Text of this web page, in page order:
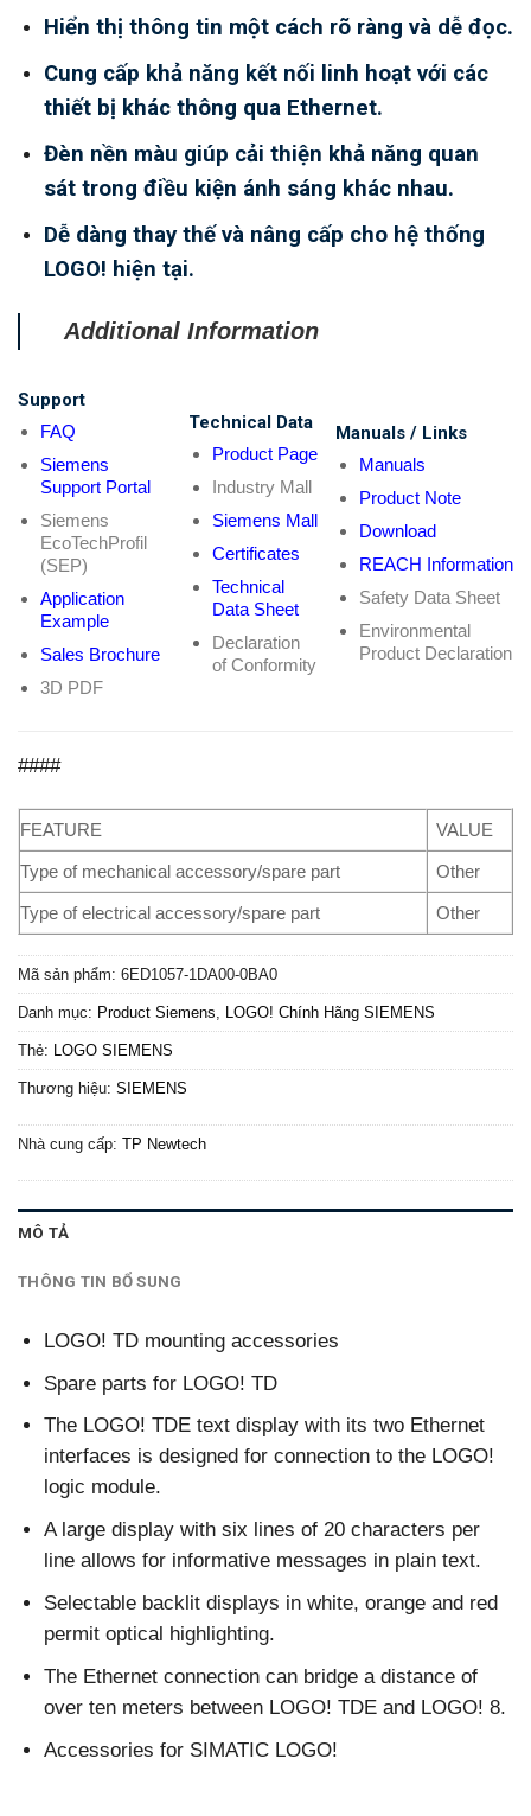
Hiển thị thông tin một cách rõ ràng và dễ đọc.
Cung cấp khả năng kết nối linh hoạt với các
thiết bị khác thông qua Ethernet.
Đèn nền màu giúp cải thiện khả năng quan
sát trong điều kiện ánh sáng khác nhau.
Dễ dàng thay thế và nâng cấp cho hệ thống
LOGO! hiện tại.
Additional Information
Support
FAQ
Siemens
Support Portal
Siemens
EcoTechProfil
(SEP)
Application
Example
Sales Brochure
3D PDF
Technical Data
Product Page
Industry Mall
Siemens Mall
Certificates
Technical
Data Sheet
Declaration
of Conformity
Manuals / Links
Manuals
Product Note
Download
REACH Information
Safety Data Sheet
Environmental
Product Declaration
####
FEATURE VALUE
Type of mechanical accessory/spare part Other
Type of electrical accessory/spare part Other
Mã sản phẩm: 6ED1057-1DA00-0BA0
Danh mục: Product Siemens LOGO! Chính Hãng SIEMENS
Thẻ: LOGO SIEMENS
Thương hiệu: SIEMENS
Nhà cung cấp: TP Newtech
MÔ TẢ
THÔNG TIN BỔ SUNG
LOGO! TD mounting accessories
Spare parts for LOGO! TD
The LOGO! TDE text display with its two Ethernet
interfaces is designed for connection to the LOGO!
logic module.
A large display with six lines of 20 characters per
line allows for informative messages in plain text.
Selectable backlit displays in white, orange and red
permit optical highlighting.
The Ethernet connection can bridge a distance of
over ten meters between LOGO! TDE and LOGO! 8.
Accessories for SIMATIC LOGO!